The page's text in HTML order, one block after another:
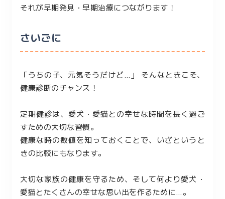
それが早期発見・早期治療につながります！
さいごに
「うちの子、元気そうだけど…」 そんなときこそ、
健康診断のチャンス！
定期健診は、愛犬・愛猫との幸せな時間を長く過ご
すための大切な習慣。
健康な時の数値を知っておくことで、いざというと
きの比較にもなります。
大切な家族の健康を守るため、そして何より愛犬・
愛猫とたくさんの幸せな思い出を作るために…。